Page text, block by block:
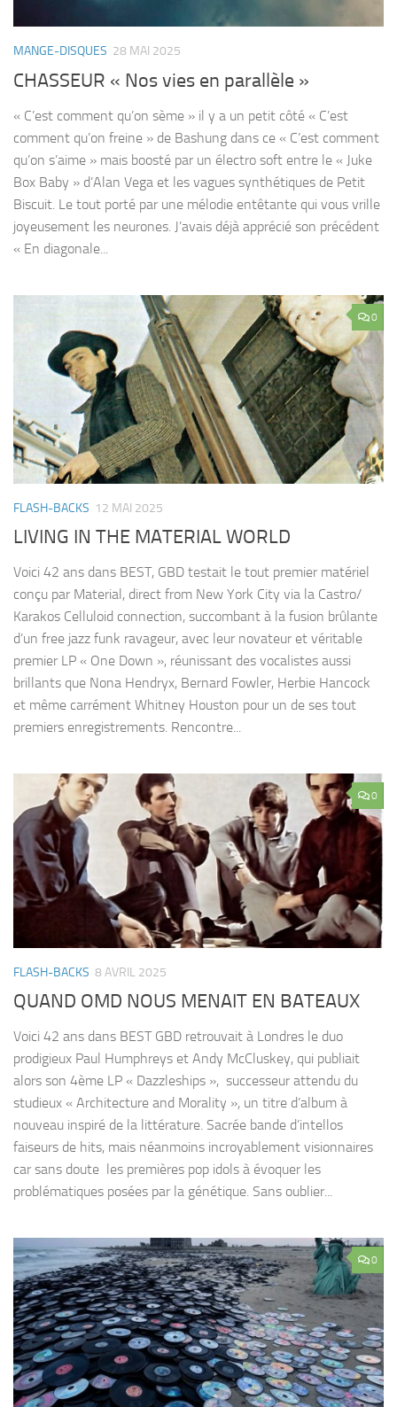
MANGE-DISQUES 28 MAI 2025
CHASSEUR « Nos vies en parallèle »
« C’est comment qu’on sème » il y a un petit côté « C’est
comment qu’on freine » de Bashung dans ce « C’est comment
qu’on s’aime » mais boosté par un électro soft entre le « Juke
Box Baby » d’Alan Vega et les vagues synthétiques de Petit
Biscuit. Le tout porté par une mélodie entêtante qui vous vrille
joyeusement les neurones. J’avais déjà apprécié son précédent
« En diagonale...
0
FLASH-BACKS 12 MAI 2025
LIVING IN THE MATERIAL WORLD
Voici 42 ans dans BEST, GBD testait le tout premier matériel
conçu par Material, direct from New York City via la Castro/
Karakos Celluloid connection, succombant à la fusion brûlante
d’un free jazz funk ravageur, avec leur novateur et véritable
premier LP « One Down », réunissant des vocalistes aussi
brillants que Nona Hendryx, Bernard Fowler, Herbie Hancock
et même carrément Whitney Houston pour un de ses tout
premiers enregistrements. Rencontre...
0
FLASH-BACKS 8 AVRIL 2025
QUAND OMD NOUS MENAIT EN BATEAUX
Voici 42 ans dans BEST GBD retrouvait à Londres le duo
prodigieux Paul Humphreys et Andy McCluskey, qui publiait
alors son 4ème LP « Dazzleships », successeur attendu du
studieux « Architecture and Morality », un titre d’album à
nouveau inspiré de la littérature. Sacrée bande d’intellos
faiseurs de hits, mais néanmoins incroyablement visionnaires
car sans doute les premières pop idols à évoquer les
problématiques posées par la génétique. Sans oublier...
0